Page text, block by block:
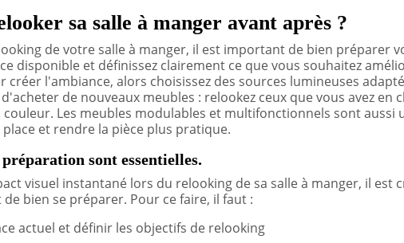
sa salle à manger avant après ?
de votre salle à manger, il est important de bien préparer
disponible et définissez clairement ce que vous souhaitez
créer l'ambiance, alors choisissez des sources lumineuses
de nouveaux meubles : relookez ceux que vous avez en
couleur. Les meubles modulables et multifonctionnels sont aussi
et rendre la pièce plus pratique.
sont essentielles.
visuel instantané lors du relooking de sa salle à manger, il est
bien se préparer. Pour ce faire, il faut :
actuel et définir les objectifs de relooking